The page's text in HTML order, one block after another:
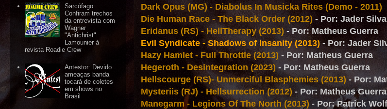
Dark Opus (MG) - Diabolus In Musicka Rites (Demo - 2011)
Die Human Race - The Black Order (2012) - Por: Jader Silva
Eridanus (RS) - HellTherapy (2013) - Por: Matheus Guerra
Evil Syndicate - Shadows of Insanity (2013) - Por: Jader
Hazy Hamlet - Full Throttle (2013) - Por: Matheus Guerra
Hegeroth - Desintegration (2023)- Por: Matheus Guerra
Hellscourge (RS)- Unmerciful Blasphemies (2013) - Por:
Mysteriis (RJ) - Hellsurrection (2012) - Por: Matheus Guerra
Manegarm - Legions Of The North (2013) - Por: Patrick
Sarcófago:
Confiram trechos
da entrevista com
Wagner
"Antichrist"
Lamounier à
revista Roadie Crew
Antestor: Devido
ameaças banda
tocará de coletes
em shows no
Brasil